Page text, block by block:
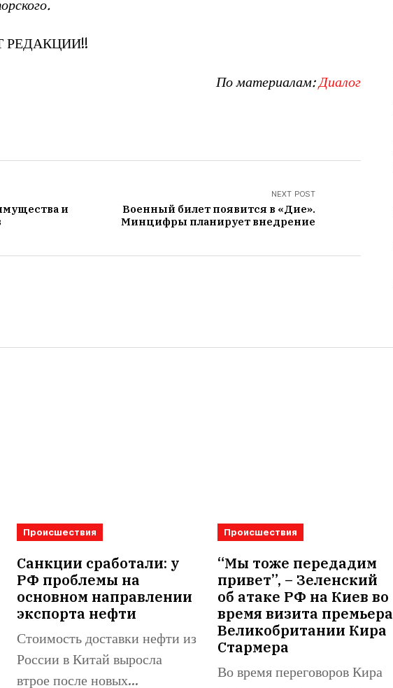
По материалам:Диалог
и
NEXT POST
Военный билет появится в «Дие».
Минцифры планирует внедрение
Происшествия
Санкции сработали: у
РФ проблемы на
основном направлении
экспорта нефти
Стоимость доставки нефти из
России в Китай выросла
втрое после новых
Происшествия
“Мы тоже передадим
привет”, – Зеленский
об атаке РФ на Киев во
время визита премьера
Великобритании Кира
Стармера
Во время переговоров Кира